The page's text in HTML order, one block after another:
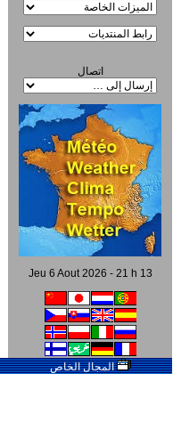
اتصال
Jeu 6 Aout 2026 - 21 h 13
المجال الخاص